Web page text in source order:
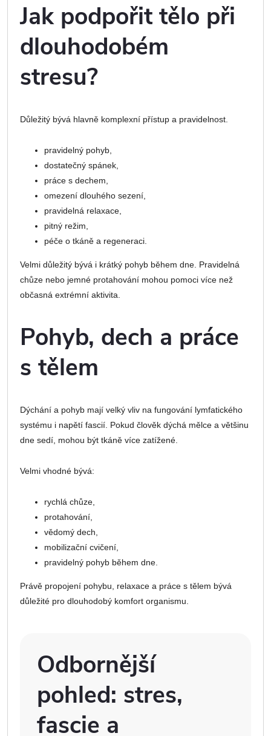
Jak podpořit tělo při
dlouhodobém
stresu?
Důležitý bývá hlavně komplexní přístup a pravidelnost.
pravidelný pohyb,
dostatečný spánek,
práce s dechem,
omezení dlouhého sezení,
pravidelná relaxace,
pitný režim,
péče o tkáně a regeneraci.
Velmi důležitý bývá i krátký pohyb během dne. Pravidelná
chůze nebo jemné protahování mohou pomoci více než
občasná extrémní aktivita.
Pohyb, dech a práce
s tělem
Dýchání a pohyb mají velký vliv na fungování lymfatického
systému i napětí fascií. Pokud člověk dýchá mělce a většinu
dne sedí, mohou být tkáně více zatížené.
Velmi vhodné bývá:
rychlá chůze,
protahování,
vědomý dech,
mobilizační cvičení,
pravidelný pohyb během dne.
Právě propojení pohybu, relaxace a práce s tělem bývá
důležité pro dlouhodobý komfort organismu.
Odbornější
pohled: stres,
fascie a